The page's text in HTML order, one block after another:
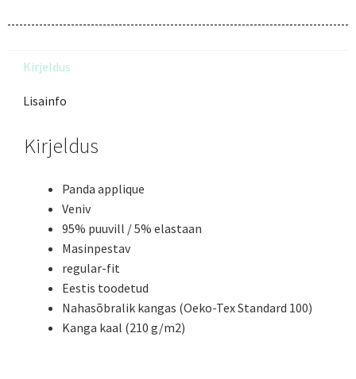
Kirjeldus
Lisainfo
Kirjeldus
Panda applique
Veniv
95% puuvill / 5% elastaan
Masinpestav
regular-fit
Eestis toodetud
Nahasõbralik kangas (Oeko-Tex Standard 100)
Kanga kaal (210 g/m2)